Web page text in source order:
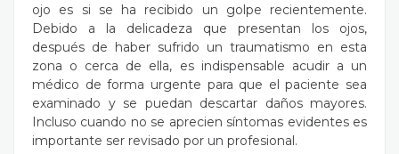
ojo es si se ha recibido un golpe recientemente.
Debido a la delicadeza que presentan los ojos,
después de haber sufrido un traumatismo en esta
zona o cerca de ella, es indispensable acudir a un
médico de forma urgente para que el paciente sea
examinado y se puedan descartar daños mayores.
Incluso cuando no se aprecien síntomas evidentes es
importante ser revisado por un profesional.